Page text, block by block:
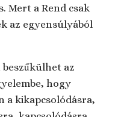
Mert a Rend csak
az egyensúlyából
az
hogy
a kikapcsolódásra,